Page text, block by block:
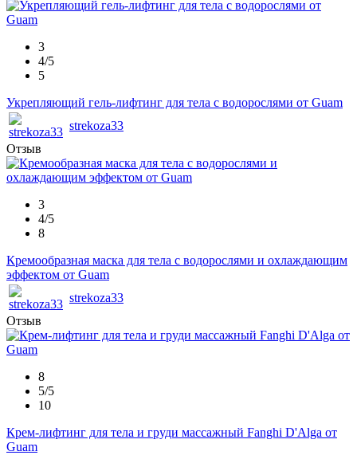
3
4/5
5
Укрепляющий гель-лифтинг для тела с водорослями от Guam
strekoza33
Отзыв
3
4/5
8
Кремообразная маска для тела с водорослями и охлаждающим
эффектом от Guam
strekoza33
Отзыв
8
5/5
10
Крем-лифтинг для тела и груди массажный Fanghi D'Alga от
Guam